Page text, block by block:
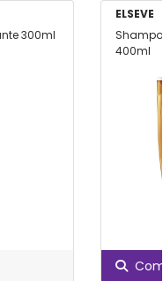
300ml
ELSEVE
400ml